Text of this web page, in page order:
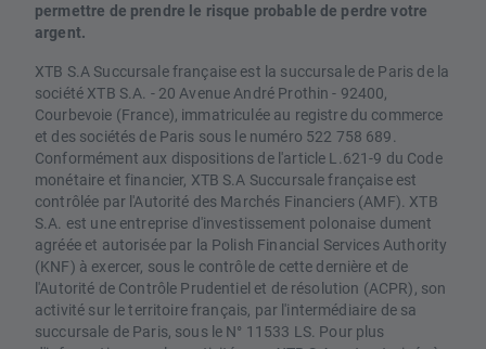
permettre de prendre le risque probable de perdre votre
argent.
XTB S.A Succursale française est la succursale de Paris de la
société XTB S.A. - 20 Avenue André Prothin - 92400,
Courbevoie (France), immatriculée au registre du commerce
et des sociétés de Paris sous le numéro 522 758 689.
Conformément aux dispositions de l'article L.621-9 du Code
monétaire et financier, XTB S.A Succursale française est
contrôlée par l'Autorité des Marchés Financiers (AMF). XTB
S.A. est une entreprise d'investissement polonaise dument
agréée et autorisée par la Polish Financial Services Authority
(KNF) à exercer, sous le contrôle de cette dernière et de
l'Autorité de Contrôle Prudentiel et de résolution (ACPR), son
activité sur le territoire français, par l'intermédiaire de sa
succursale de Paris, sous le N° 11533 LS. Pour plus